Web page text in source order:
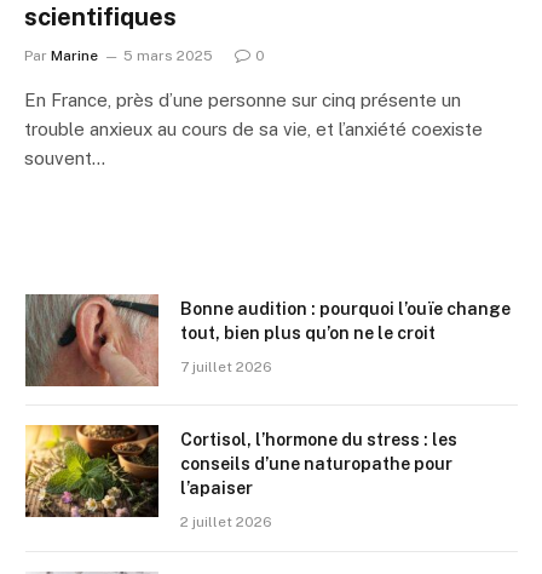
scientifiques
Par Marine 5 mars 2025 0
En France, près d’une personne sur cinq présente un
trouble anxieux au cours de sa vie, et l’anxiété coexiste
souvent…
Bonne audition : pourquoi l’ouïe change
tout, bien plus qu’on ne le croit
7 juillet 2026
Cortisol, l’hormone du stress : les
conseils d’une naturopathe pour
l’apaiser
2 juillet 2026